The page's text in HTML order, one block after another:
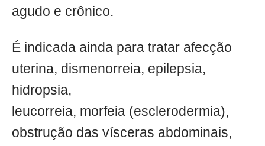
agudo e crônico.
É indicada ainda para tratar afecção
uterina, dismenorreia, epilepsia,
hidropsia,
leucorreia, morfeia (esclerodermia),
obstrução das vísceras abdominais,